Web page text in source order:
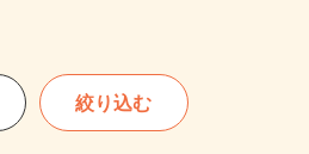
絞り込む